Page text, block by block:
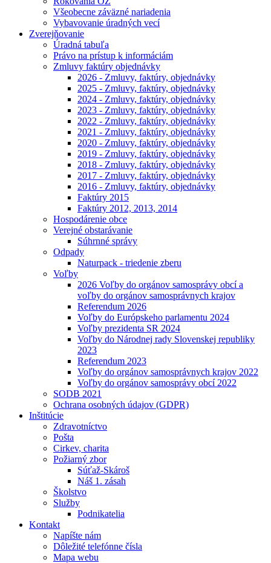
Všeobecne záväzné nariadenia
Vybavovanie úradných vecí
Zverejňovanie
Úradná tabuľa
Právo na prístup k informáciám
Zmluvy faktúry objednávky
2026 - Zmluvy, faktúry, objednávky
2025 - Zmluvy, faktúry, objednávky
2024 - Zmluvy, faktúry, objednávky
2023 - Zmluvy, faktúry, objednávky
2022 - Zmluvy, faktúry, objednávky
2021 - Zmluvy, faktúry, objednávky
2020 - Zmluvy, faktúry, objednávky
2019 - Zmluvy, faktúry, objednávky
2018 - Zmluvy, faktúry, objednávky
2017 - Zmluvy, faktúry, objednávky
2016 - Zmluvy, faktúry, objednávky
Faktúry 2015
Faktúry 2012, 2013, 2014
Hospodárenie obce
Verejné obstarávanie
Súhrnné správy
Odpady
Naturpack - triedenie zberu
Voľby
2026 Voľby do orgánov samosprávy obcí a
voľby do orgánov samosprávnych krajov
Referendum 2026
Voľby do Európskeho parlamentu 2024
Voľby prezidenta SR 2024
Voľby do Národnej rady Slovenskej republiky
2023
Referendum 2023
Voľby do orgánov samosprávnych krajov 2022
Voľby do orgánov samosprávy obcí 2022
SODB 2021
Ochrana osobných údajov (GDPR)
Inštitúcie
Zdravotníctvo
Pošta
Cirkev, charita
Požiarný zbor
Súťaž-Skároš
Náš 1. zásah
Školstvo
Služby
Podnikatelia
Kontakt
Napíšte nám
Dôležité telefónne čísla
Mapa webu